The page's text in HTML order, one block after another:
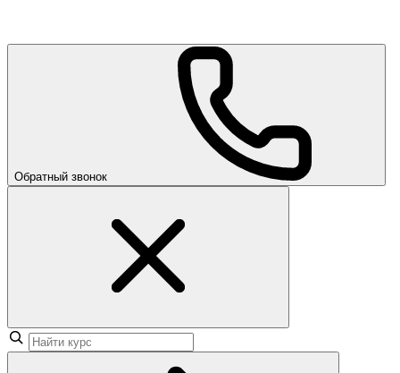
Обратный звонок